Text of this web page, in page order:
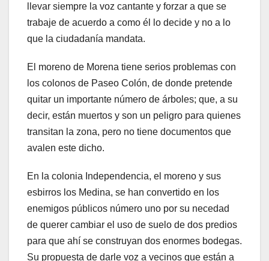
llevar siempre la voz cantante y forzar a que se
trabaje de acuerdo a como él lo decide y no a lo
que la ciudadanía mandata.
El moreno de Morena tiene serios problemas con
los colonos de Paseo Colón, de donde pretende
quitar un importante número de árboles; que, a su
decir, están muertos y son un peligro para quienes
transitan la zona, pero no tiene documentos que
avalen este dicho.
En la colonia Independencia, el moreno y sus
esbirros los Medina, se han convertido en los
enemigos públicos número uno por su necedad
de querer cambiar el uso de suelo de dos predios
para que ahí se construyan dos enormes bodegas.
Su propuesta de darle voz a vecinos que están a